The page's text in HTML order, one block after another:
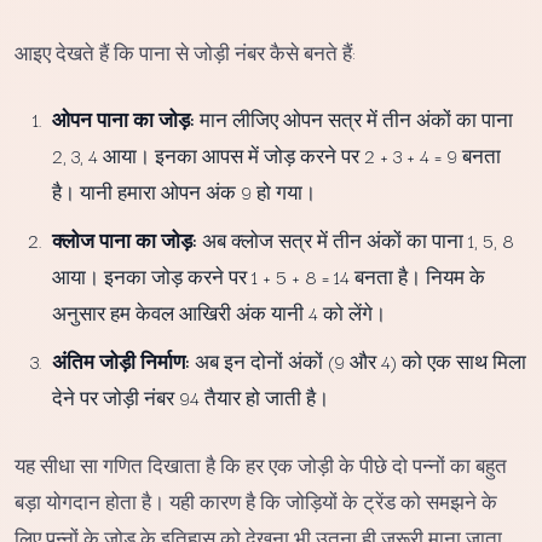
आइए देखते हैं कि पाना से जोड़ी नंबर कैसे बनते हैं:
ओपन पाना का जोड़:मान लीजिए ओपन सत्र में तीन अंकों का पाना
2, 3, 4 आया। इनका आपस में जोड़ करने पर 2 + 3 + 4 = 9 बनता
है। यानी हमारा ओपन अंक 9 हो गया।
क्लोज पाना का जोड़: अब क्लोज सत्र में तीन अंकों का पाना 1, 5, 8
आया। इनका जोड़ करने पर 1 + 5 + 8 = 14 बनता है। नियम के
अनुसार हम केवल आखिरी अंक यानी 4 को लेंगे।
अंतिम जोड़ी निर्माण: अब इन दोनों अंकों (9 और 4) को एक साथ मिला
देने पर जोड़ी नंबर 94 तैयार हो जाती है।
यह सीधा सा गणित दिखाता है कि हर एक जोड़ी के पीछे दो पन्नों का बहुत
बड़ा योगदान होता है। यही कारण है कि जोड़ियों के ट्रेंड को समझने के